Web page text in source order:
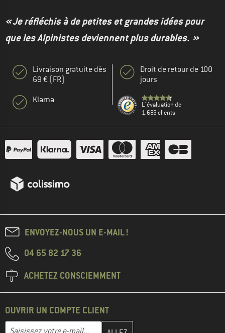
« Je réfléchis à de petites et grandes idées pour
que les Alpinistes deviennent plus durables. »
Livraison gratuite dès
69 € (FR)
Klarna
Droit de retour de 100
jours
L' évaluation de
1.683 clients
ENVOYEZ-NOUS UN E-MAIL !
04 65 82 17 36
ACHETEZ CONSCIEMMENT
OUVRIR UN COMPTE CLIENT
Adresse e-mail
Entrez votre adresse e-mail ici et créez votre compte client à la